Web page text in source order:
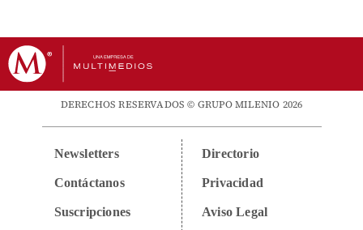
DERECHOS RESERVADOS © GRUPO MILENIO 2026
Newsletters
Contáctanos
Suscripciones
Directorio
Privacidad
Aviso Legal